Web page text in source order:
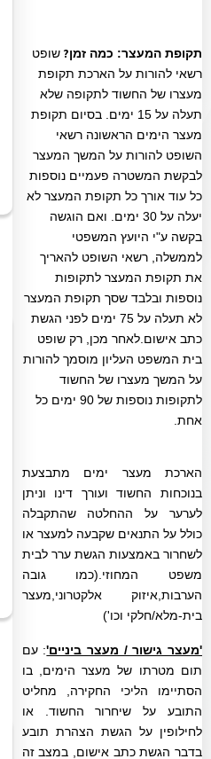
תקופת המעצר: כמה זמן?שופט
רשאי להורות על הארכת תקופת
מעצרו של החשוד לתקופה שלא
תעלה על 15 ימים. בסיום תקופת
מעצר הימים הראשונה רשאי
השופט להורות על המשך המעצר
לבקשת המשטרה פעמיים נוספות
כל עוד אורך כל תקופת המעצר לא
יעלה על 30 ימים. ואם הוגשה
בקשה ע"י היועץ המשפטי
לממשלה, רשאי השופט להאריך
את תקופת המעצר לתקופות
נוספות ובלבד שסך תקופת המעצר
לא תעלה על 75 ימים לפני הגשת
כתב אישום.לאחר מכן, רק שופט
בית המשפט העליון מוסמך להורות
על המשך מעצרו של החשוד
לתקופות נוספות של 90 ימים כל
אחת.
הארכת מעצר ימים מתבצעת
בנוכחות החשוד ועורך דינו וניתן
לערער על ההחלטה שהתקבלה
כולל על התנאים שקבעה למעצר או
לשחרור באמצעות הגשת ערר לבית
משפט המחוזי.(כמו גובה
הערבות,איזוק אלקטרוני,מעצר
בית-מלא/חלקי וכו')
'מעצר גישור / מעצר ביניים': עם
תום מטרתו של מעצר הימים, בו
הסתיימו הליכי החקירה, מחליט
התובע על שיחרור החשוד. או
לחילופין על הגשת הצהרת תובע
בדבר הגשת כתב אישום, במצב זה